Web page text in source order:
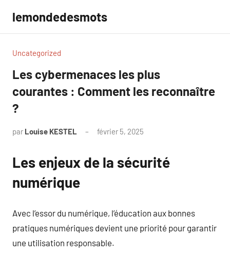
contenu
lemondedesmots
Uncategorized
Les cybermenaces les plus
courantes : Comment les reconnaître
?
par Louise KESTEL février 5, 2025
Les enjeux de la sécurité
numérique
Avec l’essor du numérique, l’éducation aux bonnes
pratiques numériques devient une priorité pour garantir
une utilisation responsable.